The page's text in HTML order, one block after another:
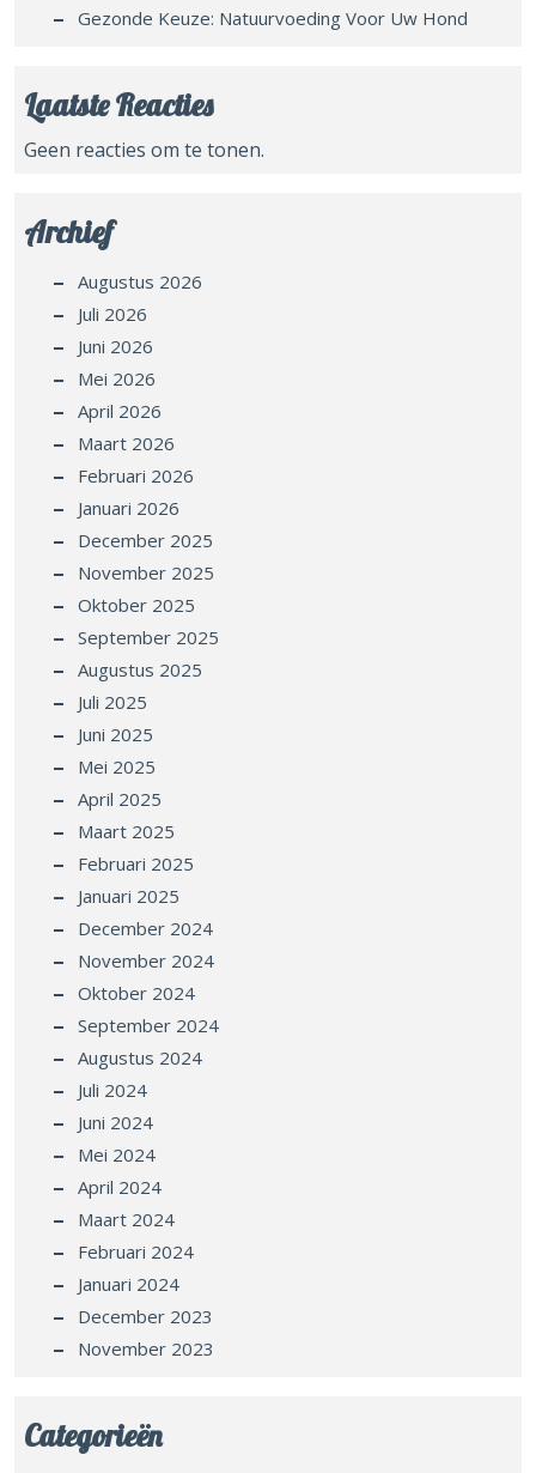
Gezonde Keuze: Natuurvoeding Voor Uw Hond
Laatste Reacties
Geen reacties om te tonen.
Archief
Augustus 2026
Juli 2026
Juni 2026
Mei 2026
April 2026
Maart 2026
Februari 2026
Januari 2026
December 2025
November 2025
Oktober 2025
September 2025
Augustus 2025
Juli 2025
Juni 2025
Mei 2025
April 2025
Maart 2025
Februari 2025
Januari 2025
December 2024
November 2024
Oktober 2024
September 2024
Augustus 2024
Juli 2024
Juni 2024
Mei 2024
April 2024
Maart 2024
Februari 2024
Januari 2024
December 2023
November 2023
Categorieën